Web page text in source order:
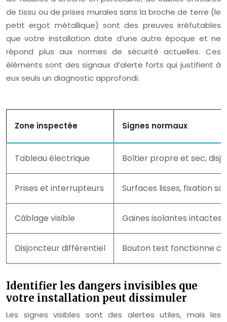
de tissu ou de prises murales sans la broche de terre (le
petit ergot métallique) sont des preuves irréfutables
que votre installation date d’une autre époque et ne
répond plus aux normes de sécurité actuelles. Ces
éléments sont des signaux d’alerte forts qui justifient à
eux seuls un diagnostic approfondi.
Zone inspectée Signes normaux
Tableau électrique Boîtier propre et sec,
Prises et interrupteurs Surfaces lisses, fixation
Câblage visible Gaines isolantes
Disjoncteur différentiel Bouton test fonctionne
Identifier les dangers invisibles que
votre installation peut dissimuler
Les signes visibles sont des alertes utiles, mais les